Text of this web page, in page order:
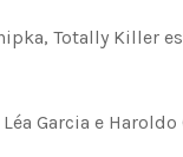
Totally Killer
Garcia e Haroldo